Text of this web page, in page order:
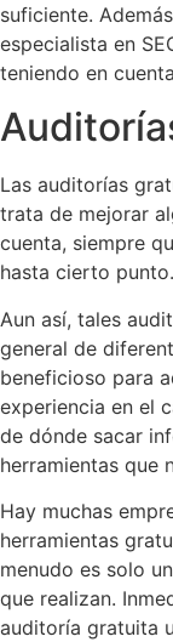
suficiente.
especialista en
teniendo en
Las auditorías
trata de mejorar
cuenta, siempre
hasta cierto punto.
Aun así, tales
general de
beneficioso para
experiencia en el
de dónde sacar
herramientas que
Hay muchas
herramientas
menudo es solo
que realizan.
auditoría gratuita